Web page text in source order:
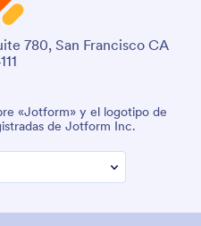
780, San Francisco CA
«Jotform» y el logotipo de
de Jotform Inc.